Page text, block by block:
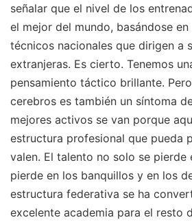
señalar que el nivel de los
el mejor del mundo, basándose
técnicos nacionales que dirigen a
extranjeras. Es cierto. Tenemos
pensamiento táctico brillante.
cerebros es también un síntoma
mejores activos se van porque
estructura profesional que pueda
valen. El talento no solo se pierde
pierde en los banquillos y en los
estructura federativa se ha
excelente academia para el resto